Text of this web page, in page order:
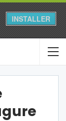
INSTALLER